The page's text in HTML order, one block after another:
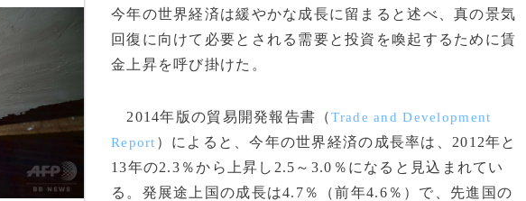
今年の世界経済は緩やかな成長に留まると述べ、真の景気
回復に向けて必要とされる需要と投資を喚起するために賃
金上昇を呼び掛けた。
2014年版の貿易開発報告書（Trade and Development
Report ）によると、今年の世界経済の成長率は、2012年と
13年の2.3％から上昇し2.5～3.0％になると見込まれてい
る。発展途上国の成長は4.7％（前年4.6％）で、先進国の